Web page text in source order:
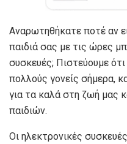
Αναρωτηθήκατε ποτέ αν
παιδιά σας με τις ώρες
συσκευές; Πιστεύουμε
πολλούς γονείς σήμερα,
για τα καλά στη ζωή μας
παιδιών.
Οι ηλεκτρονικές